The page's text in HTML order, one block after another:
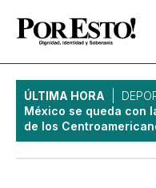
ÚLTIMA HORA
México se queda con
de los